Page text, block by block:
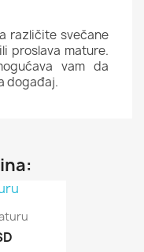
različite svečane
proslava mature.
vam da
događaj.